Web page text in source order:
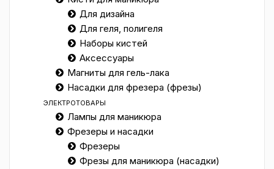
Для дизайна
Для геля, полигеля
Наборы кистей
Аксессуары
Магниты для гель-лака
Насадки для фрезера (фрезы)
ЭЛЕКТРОТОВАРЫ
Лампы для маникюра
Фрезеры и насадки
Фрезеры
Фрезы для маникюра (насадки)